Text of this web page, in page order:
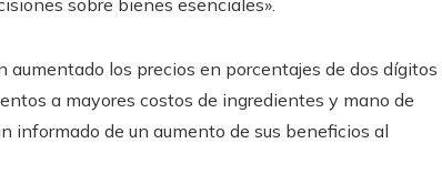
sobre bienes esenciales».
los precios en porcentajes de dos dígitos
a mayores costos de ingredientes y mano de
informado de un aumento de sus beneficios al